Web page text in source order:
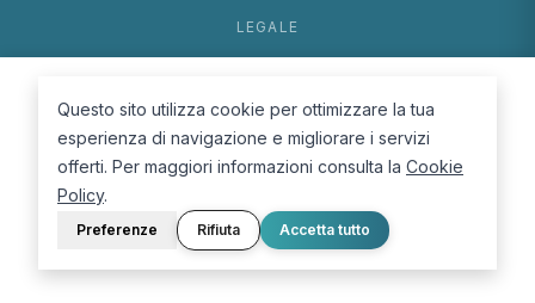
LEGALE
Cookie Policy
© 2026 D.Lab S.r.l. — InBuoneMani
Questo sito utilizza cookie per ottimizzare la tua
esperienza di navigazione e migliorare i servizi
offerti. Per maggiori informazioni consulta la Cookie
Policy.
Preferenze Rifiuta Accetta tutto